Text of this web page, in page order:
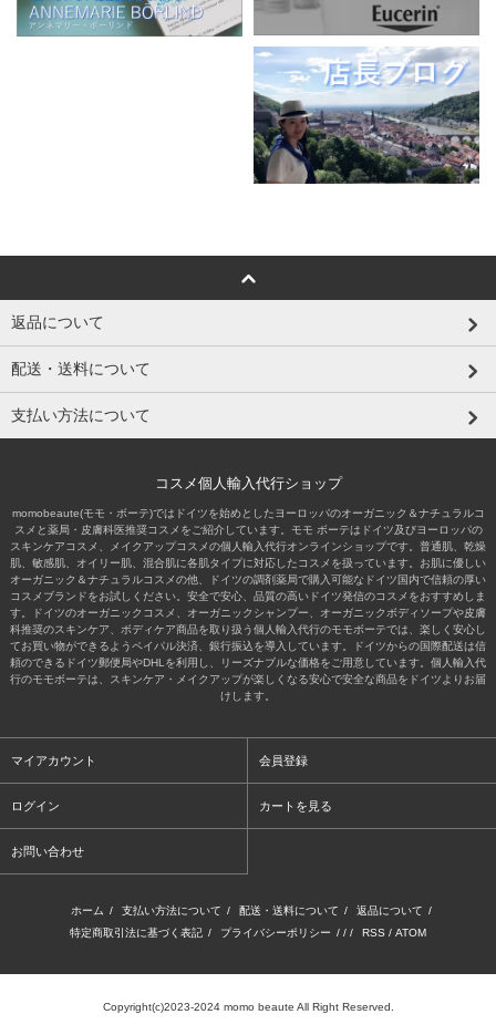
返品について
配送・送料について
支払い方法について
コスメ個人輸入代行ショップ
momobeaute(モモ・ボーテ)ではドイツを始めとしたヨーロッパのオーガニック＆ナチュラルコ
スメと薬局・皮膚科医推奨コスメをご紹介しています。モモ ボーテはドイツ及びヨーロッパの
スキンケアコスメ、メイクアップコスメの個人輸入代行オンラインショップです。普通肌、乾燥
肌、敏感肌、オイリー肌、混合肌に各肌タイプに対応したコスメを扱っています。お肌に優しい
オーガニック＆ナチュラルコスメの他、ドイツの調剤薬局で購入可能なドイツ国内で信頼の厚い
コスメブランドをお試しください。安全で安心、品質の高いドイツ発信のコスメをおすすめしま
す。ドイツのオーガニックコスメ、オーガニックシャンプー、オーガニックボディソープや皮膚
科推奨のスキンケア、ボディケア商品を取り扱う個人輸入代行のモモボーテでは、楽しく安心し
てお買い物ができるようペイパル決済、銀行振込を導入しています。ドイツからの国際配送は信
頼のできるドイツ郵便局やDHLを利用し、リーズナブルな価格をご用意しています。個人輸入代
行のモモボーテは、スキンケア・メイクアップが楽しくなる安心で安全な商品をドイツよりお届
けします。
マイアカウント 会員登録
ログイン カートを見る
お問い合わせ
ホーム / 支払い方法について / 配送・送料について / 返品について /
特定商取引法に基づく表記 / プライバシーポリシー / / / RSS / ATOM
Copyright(c)2023-2024 momo beaute All Right Reserved.